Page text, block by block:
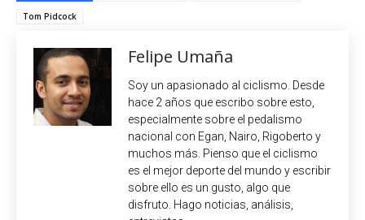
Tom Pidcock
Felipe Umaña
Soy un apasionado al ciclismo. Desde
hace 2 años que escribo sobre esto,
especialmente sobre el pedalismo
nacional con Egan, Nairo, Rigoberto y
muchos más. Pienso que el ciclismo
es el mejor deporte del mundo y escribir
sobre ello es un gusto, algo que
disfruto. Hago noticias, análisis,